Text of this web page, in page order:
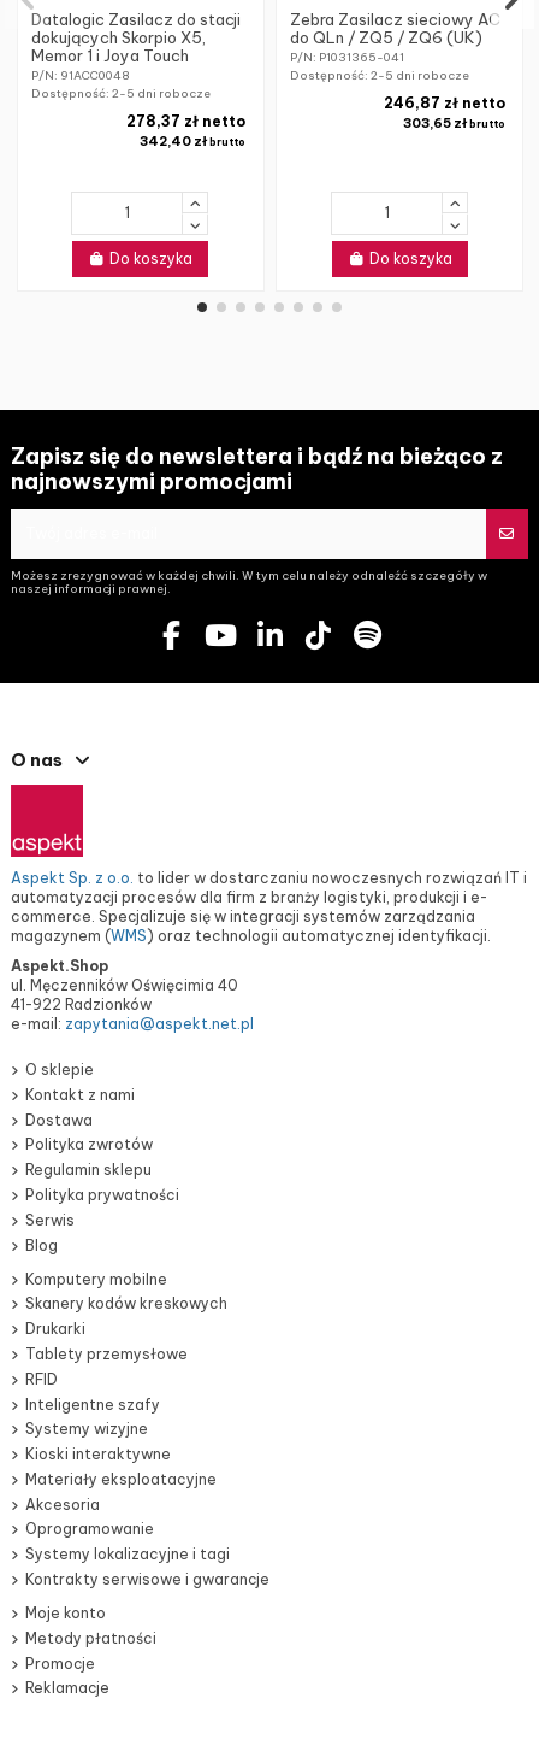
Datalogic Zasilacz do stacji
dokujących Skorpio X5,
Memor 1 i Joya Touch
P/N: 91ACC0048
Dostępność: 2-5 dni robocze
342,40 złbrutto
278,37 zł netto
Do koszyka
Zebra Zasilacz sieciowy AC
do QLn / ZQ5 / ZQ6 (UK)
P/N: P1031365-041
Dostępność:2-5 dni robocze
303,65 zł brutto
246,87 zł netto
Do koszyka
Zapisz się do newslettera i bądź na bieżąco z
najnowszymi promocjami
Możesz zrezygnować w każdej chwili. W tym celu należy odnaleźć szczegóły w
naszej informacji prawnej.
O nas
Aspekt Sp. z o.o. to lider w dostarczaniu nowoczesnych rozwiązań IT i
automatyzacji procesów dla firm z branży logistyki, produkcji i e-
commerce. Specjalizuje się w integracji systemów zarządzania
magazynem (WMS) oraz technologii automatycznej identyfikacji.
Aspekt.Shop
ul. Męczenników Oświęcimia 40
41-922 Radzionków
e-mail: zapytania@aspekt.net.pl
O sklepie
Kontakt z nami
Dostawa
Polityka zwrotów
Regulamin sklepu
Polityka prywatności
Serwis
Blog
Komputery mobilne
Skanery kodów kreskowych
Drukarki
Tablety przemysłowe
RFID
Inteligentne szafy
Systemy wizyjne
Kioski interaktywne
Materiały eksploatacyjne
Akcesoria
Oprogramowanie
Systemy lokalizacyjne i tagi
Kontrakty serwisowe i gwarancje
Moje konto
Metody płatności
Promocje
Reklamacje